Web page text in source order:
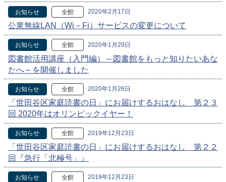
お知らせ 全館 2020年2月17日
公衆無線LAN（Wi－Fi）サービスの変更について
お知らせ 全館 2020年1月29日
図書館活用講座（入門編）～図書館をもっと知りたいあな
たへ～を開催しました
お知らせ 全館 2020年1月26日
「世田谷区家庭読書の日」にお届けするおはなし 第２３
回 2020年はオリンピックイヤー！
お知らせ 全館 2019年12月23日
「世田谷区家庭読書の日」にお届けするおはなし 第２２
回『急行「北極号」』
お知らせ 全館 2019年12月23日